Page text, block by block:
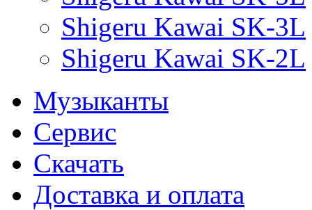
Shigeru Kawai SK-3L
Shigeru Kawai SK-2L
Музыканты
Сервис
Скачать
Доставка и оплата